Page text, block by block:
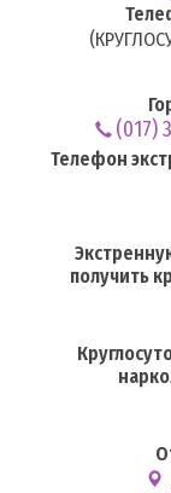
(017)
Телефон
получить